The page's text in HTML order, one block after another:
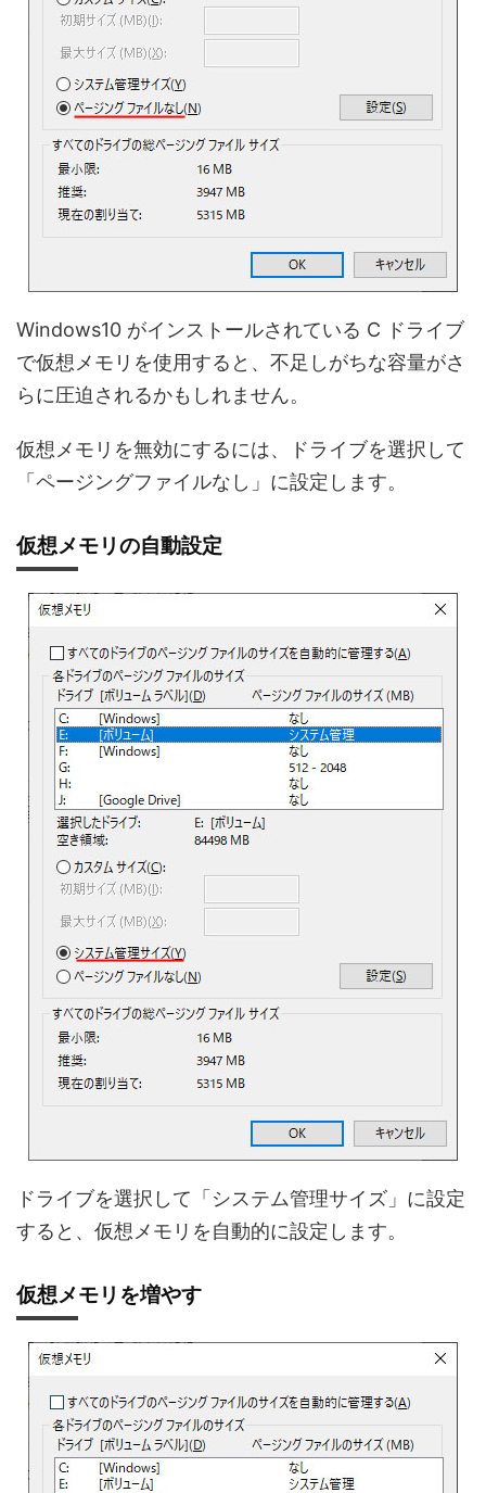
Windows10 がインストールされている C ドライブ
で仮想メモリを使用すると、不足しがちな容量がさ
らに圧迫されるかもしれません。
仮想メモリを無効にするには、ドライブを選択して
「ページングファイルなし」に設定します。
仮想メモリの自動設定
ドライブを選択して「システム管理サイズ」に設定
すると、仮想メモリを自動的に設定します。
仮想メモリを増やす